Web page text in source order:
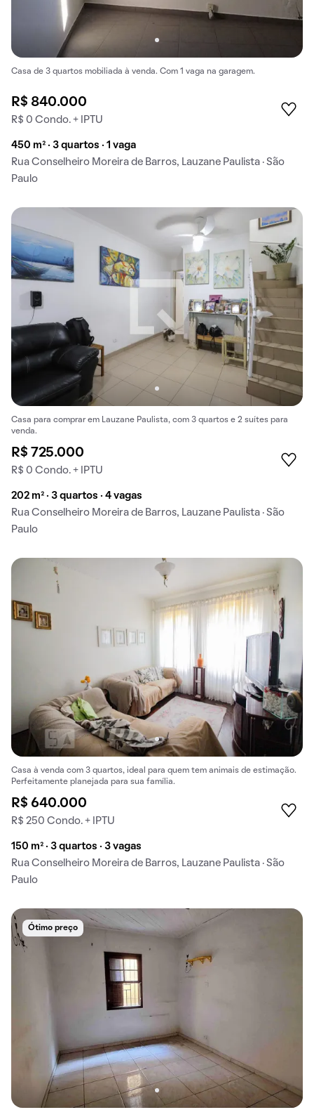
Casa de 3 quartos mobiliada à venda. Com 1 vaga na garagem.
R$ 840.000
R$ 0 Condo. + IPTU
450 m² · 3 quartos · 1 vaga
Rua Conselheiro Moreira de Barros, Lauzane Paulista · São
Paulo
Casa para comprar em Lauzane Paulista, com 3 quartos e 2 suítes para
venda.
R$ 725.000
R$ 0 Condo. + IPTU
202 m² · 3 quartos · 4 vagas
Rua Conselheiro Moreira de Barros, Lauzane Paulista · São
Paulo
Casa à venda com 3 quartos, ideal para quem tem animais de estimação.
Perfeitamente planejada para sua família.
R$ 640.000
R$ 250 Condo. + IPTU
150 m² · 3 quartos · 3 vagas
Rua Conselheiro Moreira de Barros, Lauzane Paulista · São
Paulo
Ótimo preço